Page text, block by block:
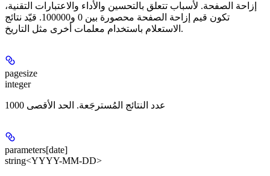
إزاحة الصفحة. لأسباب تتعلق بالتحسين والأداء والاعتبارات التقنية،
تكون قيم إزاحة الصفحة محصورة بين 0 و100000. قيّد نتائج
الاستعلام باستخدام معلمات أخرى مثل التاريخ.
pagesize
integer
عدد النتائج المُسترجَعة. الحد الأقصى 1000
parameters[date]
string<YYYY-MM-DD>